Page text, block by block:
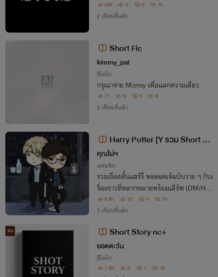
249 0 0 10
2 เดือนที่แล้ว
Short Fic
kimmy_pat
อีโรติก
กรุณาจ่าย Money เพื่อแลกความเสียว
71 0 0 8
2 เดือนที่แล้ว
Harry Potter [Y รวม Short Fi
c] Finally we are in love
คุณไผ่ฯ
แฟนฟิก
รวมเรื่องสั้นแฮร์รี่ พอตเตอร์ฉบับวาย ๆ กับเ
รื่องราวที่หลากหลายพร้อมเสิร์ฟ (DM/HP
HP/DM SS/SB)
6.8K 12 4 73
3 เดือนที่แล้ว
จบ Short Story nc+
ยอดตะวัน
อีโรติก
1.2K 0 1 18